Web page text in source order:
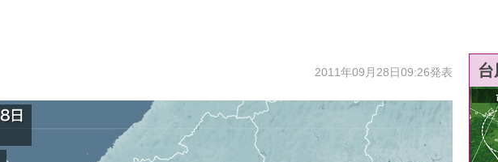
2011年09月28日09:26発表